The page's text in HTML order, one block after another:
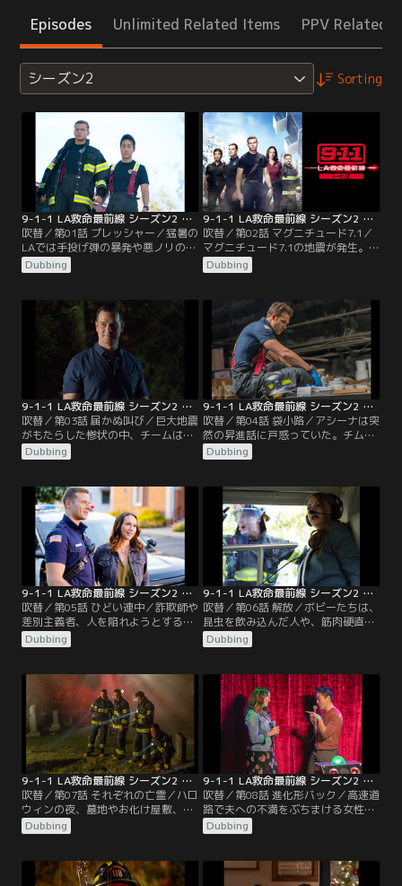
Episodes Unlimited Related Items PPV Related
シーズン2 Sorting
9-1-1 LA救命最前線 シーズン2 第01話／吹替
吹替／第01話 プレッシャー／猛暑の
LAでは手投げ弾の暴発や悪ノリの動
画撮影での事故、修理工場の人間風
船など、命に関わる緊急事態が相次
していた。アシーナはボビーとの関
係に悩み、署ではバックの存在を脅
かす新人エディがチームに加わっ
た。突然訪ねてきたバックの姉マデ
ィは家族にも言えない事情を抱えて
Dubbing
9-1-1 LA救命最前線 シーズン2 第02話／吹替
吹替／第02話 マグニチュード7.1／
マグニチュード7.1の地震が発生。
14階建てのホテルが傾き、高速道路
で火の手が上がっていた。ボビーた
ホテルは崩れるかもしれない。アシ
ーナは高速道路で消火活動に当たっ
ていた。交換手としてマディが働き
始めたコールセンターには通報の電
話が殺到していた。
Dubbing
9-1-1 LA救命最前線 シーズン2 第03話／吹替
吹替／第03話 届かぬ叫び／巨大地震
がもたらした惨状の中、チームは依
然奮闘していた。アシーナが治安維
持のために奔走する一方、ボビーた
された仲間と市民を地下のがれき
や、はるか上階から救出しようとし
ていた。新米のマディは余震が続く
中、産気づいた妊婦が無事出産でき
るよう知恵を絞っていた。
Dubbing
9-1-1 LA救命最前線 シーズン2 第04話／吹替
吹替／第04話 袋小路／アシーナは突
然の昇進話に戸惑っていた。チムニ
ーは、結婚して妊娠中のタティアナ
と偶然出くわして動揺する。10ヵ月
しんでいるのだった。バックは1人
で息子を育てているエディに同情
し、カーラを紹介する。マディは引
っ越しを決め、新しい一歩を踏み出
そうとしていた。
Dubbing
9-1-1 LA救命最前線 シーズン2 第05話／吹替
吹替／第05話 ひどい連中／詐欺師や
差別主義者、人を陥れようとする者
等、相手がいかなる悪人でもその命
を救うためにチームは力を尽くして
ーナのパトカーに同乗したマディ
は、偶然遭遇した事件から尊敬する
ベテラン交換手の真相を知る。ヘン
一家は昔の恋人エヴァと息子の父親
を名乗る男の出現で窮地に立たされ
る。
Dubbing
9-1-1 LA救命最前線 シーズン2 第06話／吹替
吹替／第06話 解放／ボビーたちは、
昆虫を飲み込んだ人や、筋肉硬直を
起こしたボディビルダーを助けるた
めに奮闘していた。引っ越しを終え
る。ボビーは死んだ娘の誕生日を迎
えて苦しんでいた。さらにリポータ
ーが取材を行っている消防署では、
ブラウニーを食べた隊員がハイにな
る事件が発生する。
Dubbing
9-1-1 LA救命最前線 シーズン2 第07話／吹替
吹替／第07話 それぞれの亡霊／ハロ
ウィンの夜、墓地やお化け屋敷、パ
レードなどで奇怪な事故が相次ぎチ
ームは大忙し。一方、ヘンは彼女が
ばれ、危篤状態との知らせを受け、
延命装置を外すか否かの選択を迫ら
Dubbing
9-1-1 LA救命最前線 シーズン2 第08話／吹替
吹替／第08話 進化形バック／高速道
路で夫への不満をぶちまける女性
や、最高の伴侶に恵まれ幸せな結婚
生活を送るゲイのカップルなど。彼
する。アビーの家を出たバックは、
誰かと真面目に付き合いたいと思っ
Dubbing